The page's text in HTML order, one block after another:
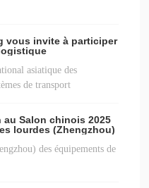
vous invite à participer
asiatique des
de transport
Salon chinois 2025
lourdes (Zhengzhou)
des équipements de